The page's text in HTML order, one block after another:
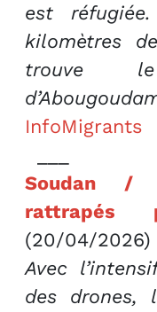
est
kilomètres
trouve
InfoMigrants
Soudan /
rattrapés
(20/04/2026)
Avec
des drones,